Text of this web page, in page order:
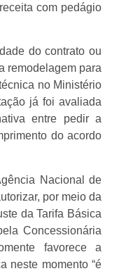
com pedágio
do contrato ou
remodelagem para
no Ministério
já foi avaliada
entre pedir a
do acordo
Nacional de
por meio da
da Tarifa Básica
Concessionária
favorece a
neste momento “é